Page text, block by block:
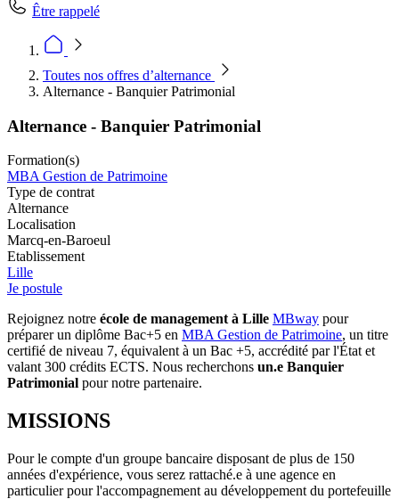
Être rappelé
Toutes nos offres d’alternance
Alternance - Banquier Patrimonial
Alternance - Banquier Patrimonial
Formation(s)
MBA Gestion de Patrimoine
Type de contrat
Alternance
Localisation
Marcq-en-Baroeul
Etablissement
Lille
Je postule
Rejoignez notre école de management à Lille MBway pour
préparer un diplôme Bac+5 en MBA Gestion de Patrimoine, un titre
certifié de niveau 7, équivalent à un Bac +5, accrédité par l'État et
valant 300 crédits ECTS. Nous recherchons un.e Banquier
Patrimonial pour notre partenaire.
MISSIONS
Pour le compte d'un groupe bancaire disposant de plus de 150
années d'expérience, vous serez rattaché.e à une agence en
particulier pour l'accompagnement au développement du portefeuille